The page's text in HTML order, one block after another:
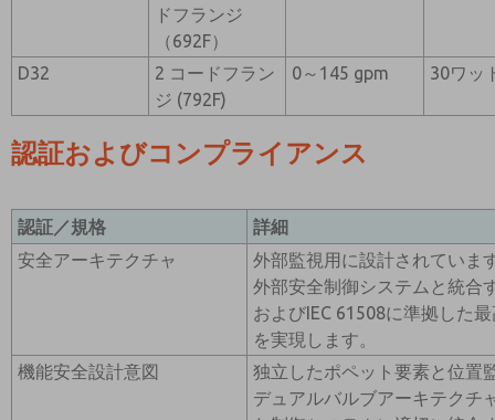
ドフランジ
（692F）
D32
2 コードフラン
ジ (792F)
0～145 gpm 30ワッ
認証およびコンプライアンス
認証／規格
詳細
安全アーキテクチャ
外部監視用に設計されていま
外部安全制御システムと統合
およびIEC 61508に準拠した
を実現します。
機能安全設計意図
独立したポペット要素と位置
デュアルバルブアーキテクチ